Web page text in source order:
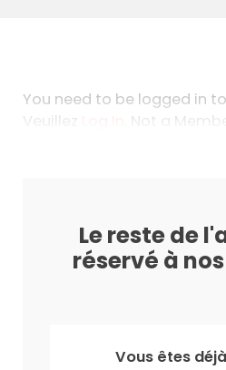
You need to be logged in
Veuillez
. Not a
Le reste de
réservé à
Vous êtes